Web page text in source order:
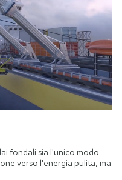
fondali sia l'unico modo
verso l'energia pulita, ma